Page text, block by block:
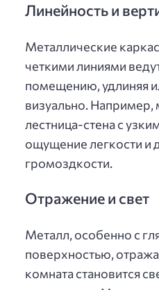
Линейность и
Металлические
четкими линиями
помещению, удлиняя
визуально. Например,
лестница-стена с
ощущение легкости и
громоздкости.
Отражение и свет
Металл, особенно с
поверхностью,
комната становится